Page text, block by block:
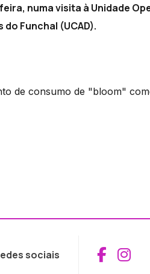
numa visita à Unidade
Funchal (UCAD).
de consumo de "bloom"
sociais